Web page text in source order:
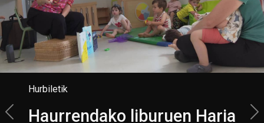
Hurbiletik
Haurrendako liburuen Haria